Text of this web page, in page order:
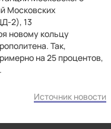
Московских
2), 13
новому кольцу
Так,
на 25 процентов,
Источник новости